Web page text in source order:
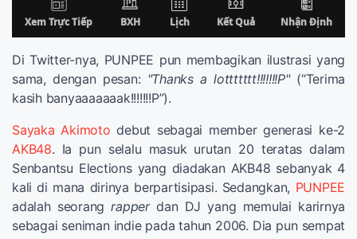
Di Twitter-nya, PUNPEE pun membagikan ilustrasi yang
sama, dengan pesan: "Thanks a lottttttt!!!!!!!P"(“Terima
kasih banyaaaaaaak!!!!!!!P”).
Sayaka Akimoto debut sebagai member generasi ke-2
AKB48. Ia pun selalu masuk urutan 20 teratas dalam
Senbantsu Elections yang diadakan AKB48 sebanyak 4
kali di mana dirinya berpartisipasi. Sedangkan, PUNPEE
adalah seorangrapperdan DJ yang memulai karirnya
sebagai seniman indie pada tahun 2006. Dia pun sempat